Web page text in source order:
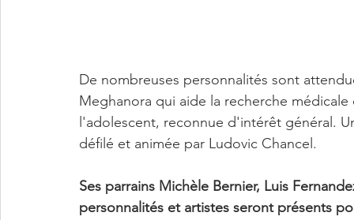
De nombreuses personnalités sont
Meghanora qui aide la recherche
l'adolescent, reconnue d'intérêt général.
défilé et animée par Ludovic Chancel.
Ses parrains Michèle Bernier, Luis
personnalités et artistes seront présents